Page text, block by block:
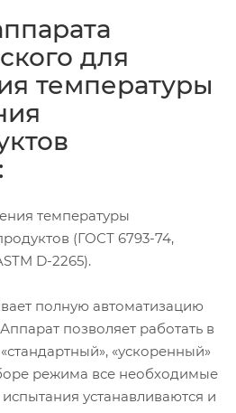
для
температуры
температуры
(ГОСТ 6793-74,
D-2265).
полную автоматизацию
позволяет работать в
«ускоренный»
режима все необходимые
устанавливаются и